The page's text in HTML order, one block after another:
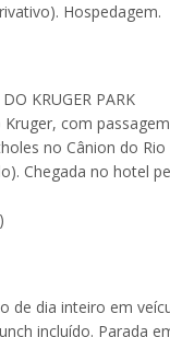
Hospedagem.
KRUGER PARK
com
no Cânion do
Chegada no hotel
de dia inteiro em
incluído. Parada